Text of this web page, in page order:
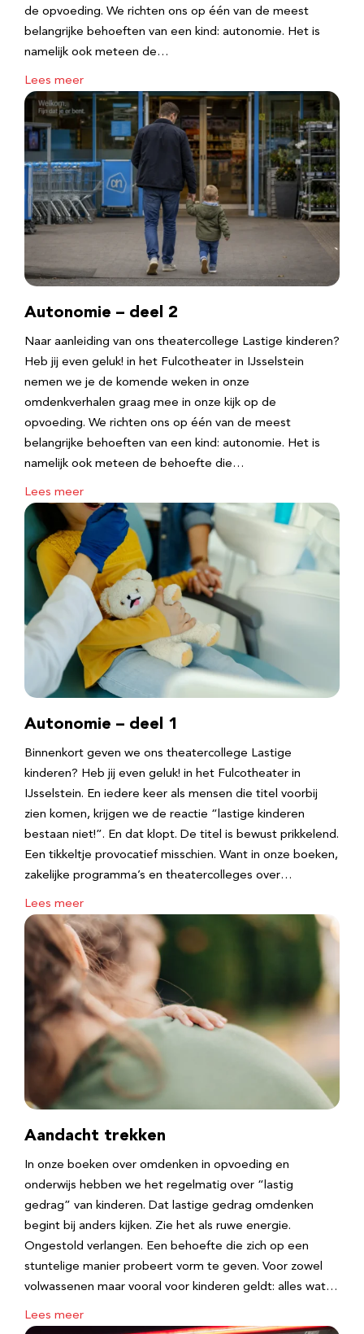
de opvoeding. We richten ons op één van de meest
belangrijke behoeften van een kind: autonomie. Het is
namelijk ook meteen de…
Lees meer
Autonomie – deel 2
Naar aanleiding van ons theatercollege Lastige kinderen?
Heb jij even geluk! in het Fulcotheater in IJsselstein
nemen we je de komende weken in onze
omdenkverhalen graag mee in onze kijk op de
opvoeding. We richten ons op één van de meest
belangrijke behoeften van een kind: autonomie. Het is
namelijk ook meteen de behoefte die…
Lees meer
Autonomie – deel 1
Binnenkort geven we ons theatercollege Lastige
kinderen? Heb jij even geluk! in het Fulcotheater in
IJsselstein. En iedere keer als mensen die titel voorbij
zien komen, krijgen we de reactie “lastige kinderen
bestaan niet!”. En dat klopt. De titel is bewust prikkelend.
Een tikkeltje provocatief misschien. Want in onze boeken,
zakelijke programma’s en theatercolleges over…
Lees meer
Aandacht trekken
In onze boeken over omdenken in opvoeding en
onderwijs hebben we het regelmatig over “lastig
gedrag” van kinderen. Dat lastige gedrag omdenken
begint bij anders kijken. Zie het als ruwe energie.
Ongestold verlangen. Een behoefte die zich op een
stuntelige manier probeert vorm te geven. Voor zowel
volwassenen maar vooral voor kinderen geldt: alles wat…
Lees meer